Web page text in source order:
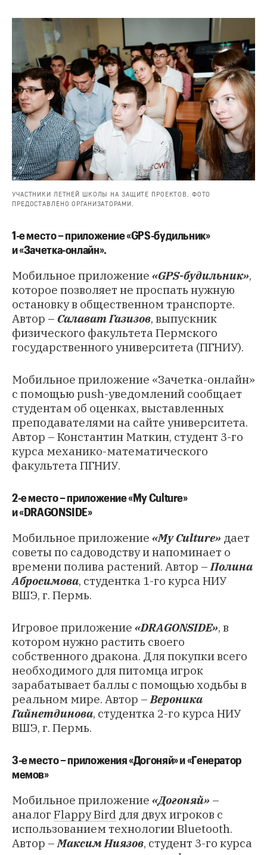
УЧАСТНИКИ ЛЕТНЕЙ ШКОЛЫ НА ЗАЩИТЕ ПРОЕКТОВ. ФОТО
ПРЕДОСТАВЛЕНО ОРГАНИЗАТОРАМИ.
1-е место – приложение «GPS-будильник»
и «Зачетка-онлайн».
Мобильное приложение «GPS-будильник»,
которое позволяет не проспать нужную
остановку в общественном транспорте.
Автор – Салават Газизов, выпускник
физического факультета Пермского
государственного университета (ПГНИУ).
Мобильное приложение «Зачетка-онлайн»
с помощью push-уведомлений сообщает
студентам об оценках, выставленных
преподавателями на сайте университета.
Автор – Константин Маткин, студент 3-го
курса механико-математического
факультета ПГНИУ.
2-е место – приложение «My Culture»
и «DRAGONSIDE»
Мобильное приложение «My Culture» дает
советы по садоводству и напоминает о
времени полива растений. Автор –Полина
Абросимова, студентка 1-го курса НИУ
ВШЭ, г. Пермь.
Игровое приложение «DRAGONSIDE», в
котором нужно растить своего
собственного дракона. Для покупки всего
необходимого для питомца игрок
зарабатывает баллы с помощью ходьбы в
реальном мире. Автор –Вероника
Гайнетдинова, студентка 2-го курса НИУ
ВШЭ, г. Пермь.
3-е место – приложения «Догоняй» и «Генератор
мемов»
Мобильное приложение «Догоняй» –
аналог Flappy Bird для двух игроков с
использованием технологии Bluetooth.
Автор –Максим Ниязов, студент 3-го курса